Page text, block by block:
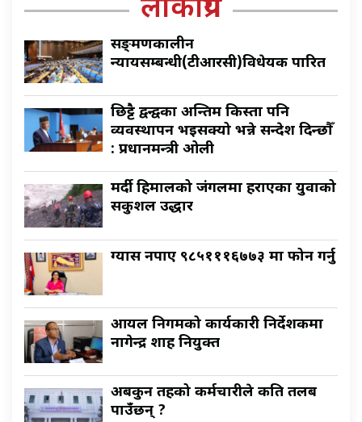
लोकप्रिय
सङ्क्रमणकालीन
न्यायसम्बन्धी(टीआरसी)विधेयक पारित
छिट्टै द्वन्द्वका अन्तिम किस्ता पनि
व्यवस्थापन भइसक्यो भन्ने सन्देश दिन्छौँ
: प्रधानमन्त्री ओली
मर्दी हिमालको जंगलमा हराएका युवाको
सकुशल उद्धार
ग्यास नपाए ९८५१११६७७३ मा फोन गर्नु
आयल निगमको कार्यकारी निर्देशकमा
नागेन्द्र शाह नियुक्त
अबकुन तहको कर्मचारीले कति तलब
पाउँछन् ?